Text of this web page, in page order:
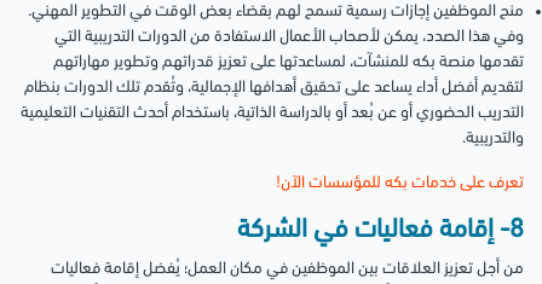
منح الموظفين إجازات رسمية تسمح لهم بقضاء بعض الوقت في التطوير المهني.
وفي هذا الصدد، يمكن لأصحاب الأعمال الاستفادة من الدورات التدريبية التي
تقدمها منصة بكه للمنشآت، لمساعدتها على تعزيز قدراتهم وتطوير مهاراتهم
لتقديم أفضل أداء يساعد على تحقيق أهدافها الإجمالية، وتُقدم تلك الدورات بنظام
التدريب الحضوري أو عن بُعد أو بالدراسة الذاتية، باستخدام أحدث التقنيات التعليمية
والتدريبية.
تعرف على خدمات بكه للمؤسسات الآن!
8- إقامة فعاليات في الشركة
من أجل تعزيز العلاقات بين الموظفين في مكان العمل؛ يُفضل إقامة فعاليات